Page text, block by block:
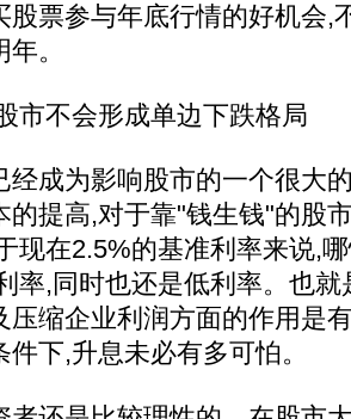
股票参与年底行情的好机会,
。
不会形成单边下跌格局
成为影响股市的一个很大
的提高,对于靠"钱生钱"的股
现在2.5%的基准利率来说,
率,同时也还是低利率。也
压缩企业利润方面的作用是
下,升息未必有多可怕。